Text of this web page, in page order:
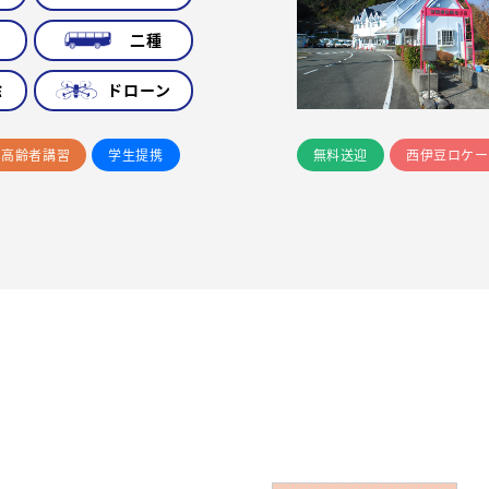
二種
ドローン
高齢者講習 学生提携 無料送迎 西伊豆ロケ